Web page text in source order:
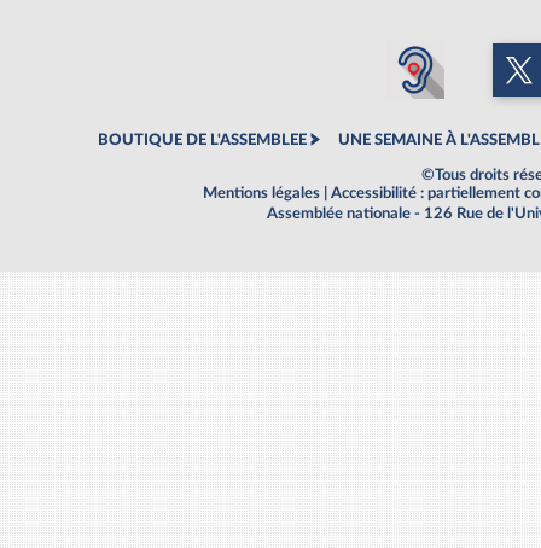
BOUTIQUE DE L'ASSEMBLEE UNE SEMAINE À
©Tous droits
Mentions légales
Accessibilité : partiellement
Assemblée nationale - 126 Rue de